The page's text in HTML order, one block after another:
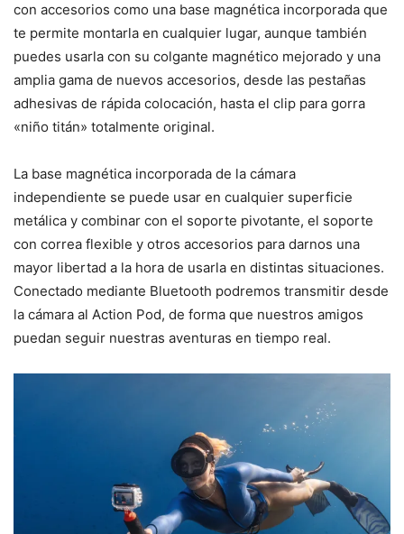
con accesorios como una base magnética incorporada que
te permite montarla en cualquier lugar, aunque también
puedes usarla con su colgante magnético mejorado y una
amplia gama de nuevos accesorios, desde las pestañas
adhesivas de rápida colocación, hasta el clip para gorra
«niño titán» totalmente original.
La base magnética incorporada de la cámara
independiente se puede usar en cualquier superficie
metálica y combinar con el soporte pivotante, el soporte
con correa flexible y otros accesorios para darnos una
mayor libertad a la hora de usarla en distintas situaciones.
Conectado mediante Bluetooth podremos transmitir desde
la cámara al Action Pod, de forma que nuestros amigos
puedan seguir nuestras aventuras en tiempo real.